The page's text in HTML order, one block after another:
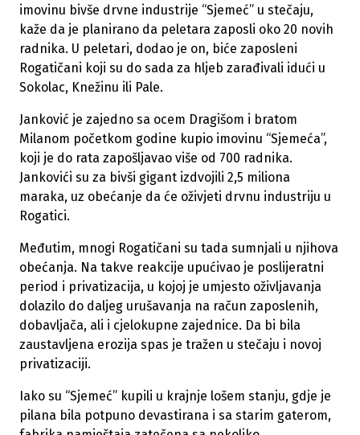
imovinu bivše drvne industrije “Sjemeć” u stečaju,
kaže da je planirano da peletara zaposli oko 20 novih
radnika. U peletari, dodao je on, biće zaposleni
Rogatičani koji su do sada za hljeb zarađivali idući u
Sokolac, Knežinu ili Pale.
Janković je zajedno sa ocem Dragišom i bratom
Milanom početkom godine kupio imovinu “Sjemeća”,
koji je do rata zapošljavao više od 700 radnika.
Jankovići su za bivši gigant izdvojili 2,5 miliona
maraka, uz obećanje da će oživjeti drvnu industriju u
Rogatici.
Međutim, mnogi Rogatičani su tada sumnjali u njihova
obećanja. Na takve reakcije upućivao je poslijeratni
period i privatizacija, u kojoj je umjesto oživljavanja
dolazilo do daljeg urušavanja na račun zaposlenih,
dobavljača, ali i cjelokupne zajednice. Da bi bila
zaustavljena erozija spas je tražen u stečaju i novoj
privatizaciji.
Iako su “Sjemeć” kupili u krajnje lošem stanju, gdje je
pilana bila potpuno devastirana i sa starim gaterom,